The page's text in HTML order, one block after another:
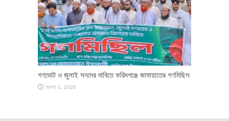
গণভোট ও জুলাই সনদের দাবিতে ফরিদগঞ্জে জামায়াতের গণমিছিল
আগস্ট 1, 2026